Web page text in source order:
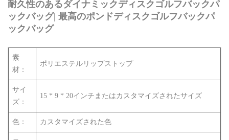
耐久性のあるダイナミックディスクゴルフバックパ
ックバッグ| 最高のポンドディスクゴルフバックパ
ックバッグ
素
材：
ポリエステルリップストップ
サイ
ズ：
15 * 9 * 20インチまたはカスタマイズされたサイズ
色： カスタマイズされた色